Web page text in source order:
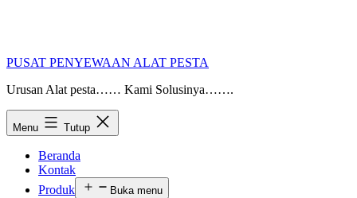
PUSAT PENYEWAAN ALAT PESTA
Urusan Alat pesta…… Kami Solusinya…….
Menu Tutup
Beranda
Kontak
Produk
Buka menu